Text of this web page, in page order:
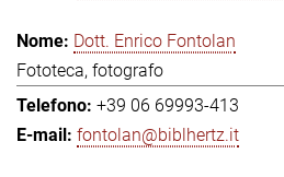
Dott. Enrico Fontolan
Fototeca, fotografo
+39 06 69993-413
fontolan@biblhertz.it